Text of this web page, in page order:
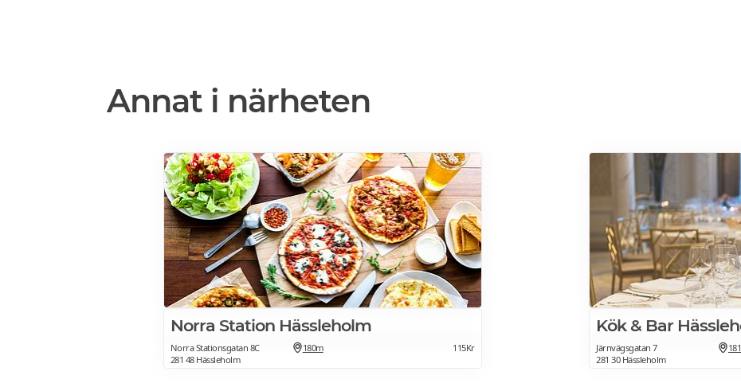
Annat i närheten
Norra Station Hässleholm
Norra Stationsgatan 8C
281 48 Hässleholm
180m 115Kr
Kök & Bar
Järnvägsgatan 7
281 30 Hässleholm